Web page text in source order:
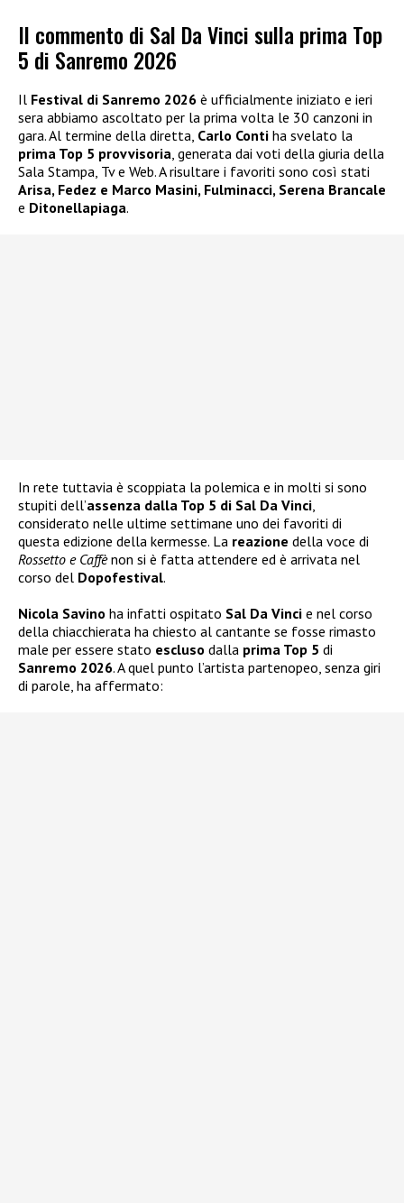
Il commento di Sal Da Vinci sulla prima Top
5 di Sanremo 2026
Il Festival di Sanremo 2026 è ufficialmente iniziato e ieri
sera abbiamo ascoltato per la prima volta le 30 canzoni in
gara. Al termine della diretta, Carlo Conti ha svelato la
prima Top 5 provvisoria , generata dai voti della giuria della
Sala Stampa, Tv e Web. A risultare i favoriti sono così stati
Arisa, Fedez e Marco Masini, Fulminacci, Serena Brancale
e Ditonellapiaga.
In rete tuttavia è scoppiata la polemica e in molti si sono
stupiti dell’assenza dalla Top 5 di Sal Da Vinci
considerato nelle ultime settimane uno dei favoriti di
questa edizione della kermesse. La reazione della voce di
Rossetto e Caffènon si è fatta attendere ed è arrivata nel
corso del Dopofestival.
Nicola Savino ha infatti ospitato Sal Da Vinci e nel corso
della chiacchierata ha chiesto al cantante se fosse rimasto
male per essere stato escluso dalla prima Top 5 di
Sanremo 2026. A quel punto l’artista partenopeo, senza giri
di parole, ha affermato: